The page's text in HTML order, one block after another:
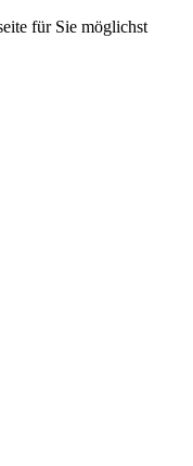
für Sie möglichst